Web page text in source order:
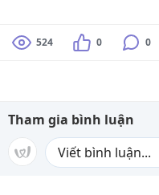
524 0 0
Tham gia bình luận